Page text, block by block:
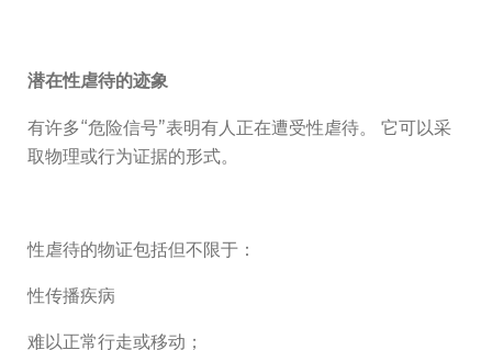
潜在性虐待的迹象
有许多“危险信号”表明有人正在遭受性虐待。 它可以采
取物理或行为证据的形式。
性虐待的物证包括但不限于：
性传播疾病
难以正常行走或移动；